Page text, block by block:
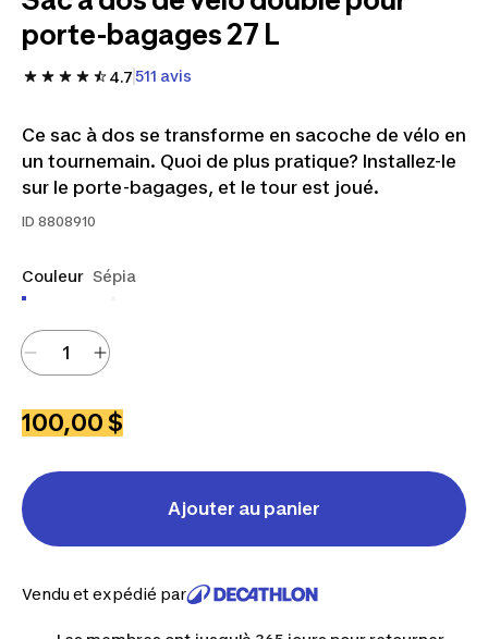
porte-bagages 27 L
4.7511 avis
Ce sac à dos se transforme en sacoche de vélo en
un tournemain. Quoi de plus pratique? Installez-le
sur le porte-bagages, et le tour est joué.
ID 8808910
Couleur Sépia
100,00 $
Ajouter au panier
Vendu et expédié par